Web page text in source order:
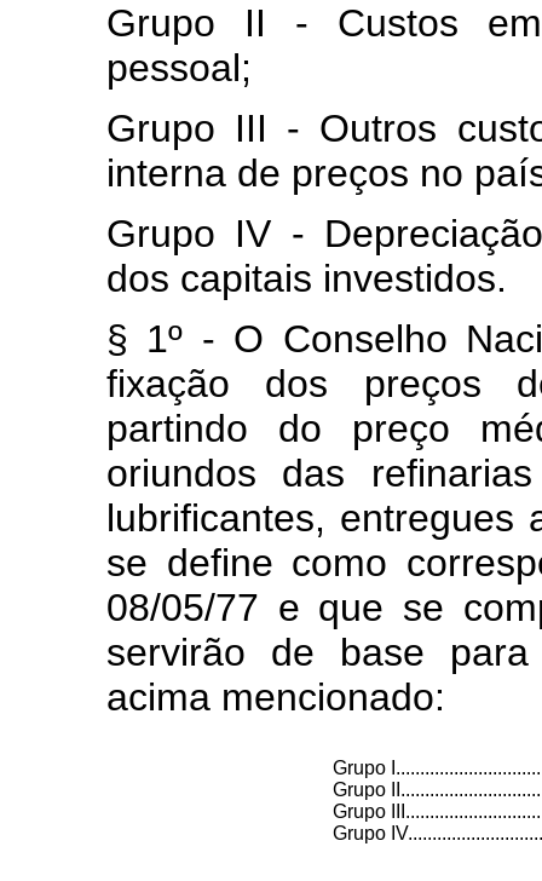
Grupo II - Custos
pessoal;
Grupo III - Outros
interna de preços no
Grupo IV -
dos capitais investidos.
§ 1º - O Conselho
fixação dos preços
partindo do preço
oriundos das
lubrificantes, entregues
se define como
08/05/77 e que se
servirão de base
acima mencionado:
Grupo
Grupo
Grupo
Grupo